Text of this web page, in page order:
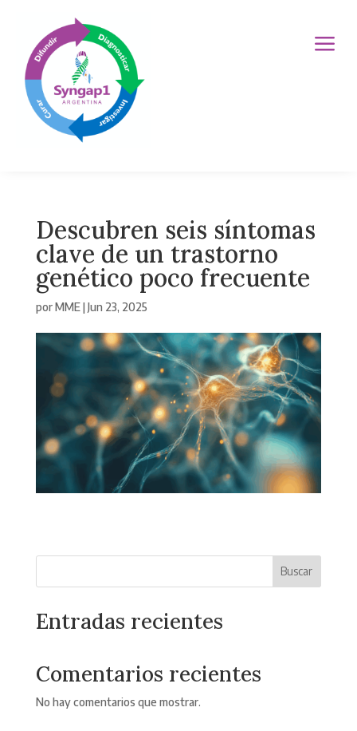
a
Descubren seis síntomas
clave de un trastorno
genético poco frecuente
porMME|Jun 23, 2025
Buscar
Entradas recientes
Comentarios recientes
No hay comentarios que mostrar.